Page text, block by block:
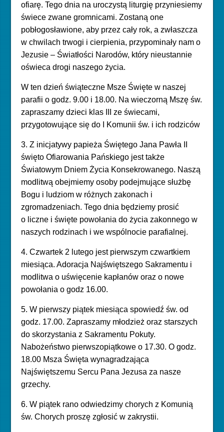
ofiarę. Tego dnia na uroczystą liturgię przyniesiemy
świece zwane gromnicami. Zostaną one
pobłogosławione, aby przez cały rok, a zwłaszcza
w chwilach trwogi i cierpienia, przypominały nam o
Jezusie – Światłości Narodów, który nieustannie
oświeca drogi naszego życia.
W ten dzień świąteczne Msze Święte w naszej
parafii o godz. 9.00 i 18.00. Na wieczorną Mszę św.
zapraszamy dzieci klas III ze świecami,
przygotowujące się do I Komunii św. i ich rodziców
3. Z inicjatywy papieża Świętego Jana Pawła II
święto Ofiarowania Pańskiego jest także
Światowym Dniem Życia Konsekrowanego. Naszą
modlitwą obejmiemy osoby podejmujące służbę
Bogu i ludziom w różnych zakonach i
zgromadzeniach. Tego dnia będziemy prosić
o liczne i święte powołania do życia zakonnego w
naszych rodzinach i we wspólnocie parafialnej.
4. Czwartek 2 lutego jest pierwszym czwartkiem
miesiąca. Adoracja Najświętszego Sakramentu i
modlitwa o uświęcenie kapłanów oraz o nowe
powołania o godz 16.00.
5. W pierwszy piątek miesiąca spowiedź św. od
godz. 17.00. Zapraszamy młodzież oraz starszych
do skorzystania z Sakramentu Pokuty.
Nabożeństwo pierwszopiątkowe o 17.30. O godz.
18.00 Msza Święta wynagradzająca
Najświętszemu Sercu Pana Jezusa za nasze
grzechy.
6. W piątek rano odwiedzimy chorych z Komunią
św. Chorych proszę zgłosić w zakrystii.